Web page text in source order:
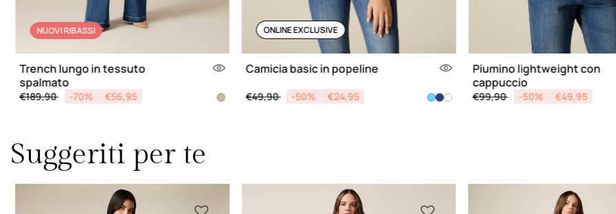
NUOVI RIBASSI
Trench lungo in tessuto
spalmato
Price reduced from
€189,90to-70% €56,95
ONLINE EXCLUSIVE
Camicia basic in popeline
Price reduced from
€49,90to-50% €24,95
Piumino lightweight con
cappuccio
Price reduced from
€99,90to-50% €49,95
Suggeriti per te